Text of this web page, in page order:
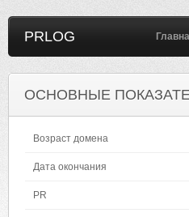
PRLOG
ОСНОВНЫЕ
Возраст домена
Дата окончания
PR